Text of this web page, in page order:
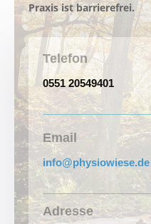
Praxis ist barrierefrei.
Telefon
0551 20549401
Email
info@physiowiese.de
Adresse